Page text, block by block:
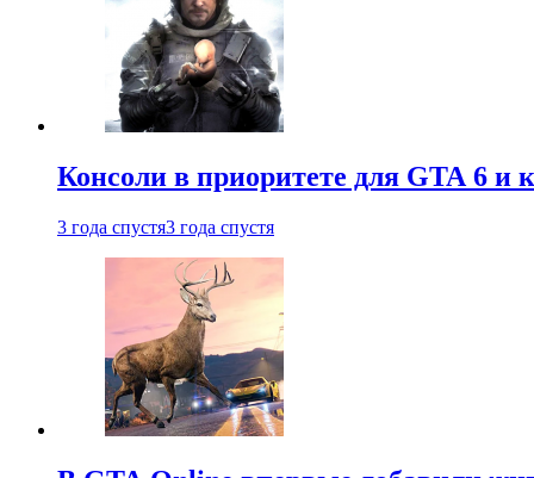
Консоли в приоритете для GTA 6 и
3 года спустя3 года спустя